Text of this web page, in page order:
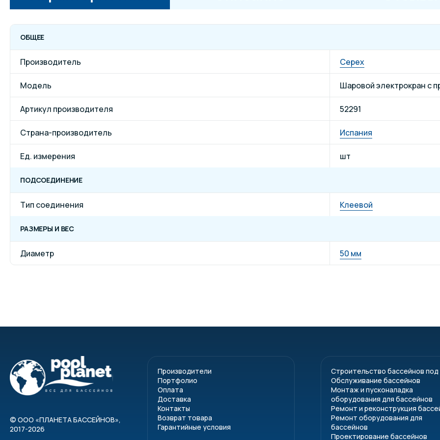
ОБЩЕЕ
Производитель Cepex
Модель Шаровой электрокран с
Артикул производителя 52291
Страна-производитель Испания
Ед. измерения шт
ПОДСОЕДИНЕНИЕ
Тип соединения Клеевой
РАЗМЕРЫ И ВЕС
Диаметр 50 мм
© ООО «ПЛАНЕТА БАССЕЙНОВ»,
2017-2026
Производители
Портфолио
Оплата
Доставка
Контакты
Возврат товара
Гарантийные условия
Строительство бассейнов
Обслуживание бассейнов
Монтаж и пусконаладка
оборудования для бассейнов
Ремонт и реконструкция
Ремонт оборудования для
бассейнов
Проектирование бассейнов